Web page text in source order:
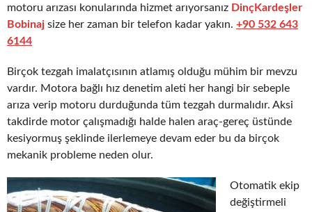
motoru arızası konularında hizmet arıyorsanız DinçKardeşler
Bobinaj size her zaman bir telefon kadar yakın. +90 532 643
6144
Birçok tezgah imalatçısının atlamış olduğu mühim bir mevzu
vardır. Motora bağlı hız denetim aleti her hangi bir sebeple
arıza verip motoru durduğunda tüm tezgah durmalıdır. Aksi
takdirde motor çalışmadığı halde halen araç-gereç üstünde
kesiyormuş şeklinde ilerlemeye devam eder bu da birçok
mekanik probleme neden olur.
Otomatik ekip
değiştirmeli